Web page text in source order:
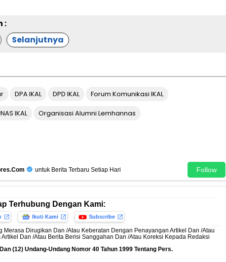
:
Selanjutnya
DPA IKAL DPD IKAL Forum Komunikasi IKAL
IKAL Organisasi Alumni Lemhannas
untuk Berita Terbaru Setiap Hari Follow
Terhubung Dengan Kami:
Ikuti Kami Subscribe
Merasa Dirugikan Dan /Atau Keberatan Dengan Penayangan Artikel Dan /Atau
Dan /Atau Berita Berisi Sanggahan Dan /Atau Koreksi Kepada Redaksi
(12) Undang-Undang Nomor 40 Tahun 1999 Tentang Pers.